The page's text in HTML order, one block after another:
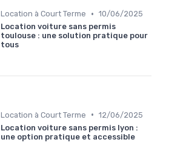
Location à Court Terme • 10/06/2025
Location voiture sans permis
toulouse : une solution pratique pour
tous
Location à Court Terme • 12/06/2025
Location voiture sans permis lyon :
une option pratique et accessible